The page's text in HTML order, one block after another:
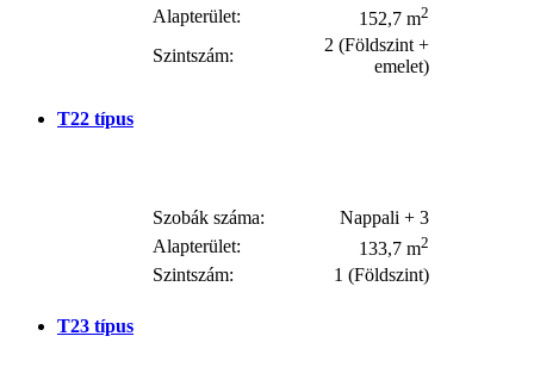
Alapterület:
152,7 m2
Szintszám:
2 (Földszint +
emelet)
T22 típus
Szobák száma:
Nappali + 3
Alapterület:
133,7 m2
Szintszám: 1 (Földszint)
T23 típus